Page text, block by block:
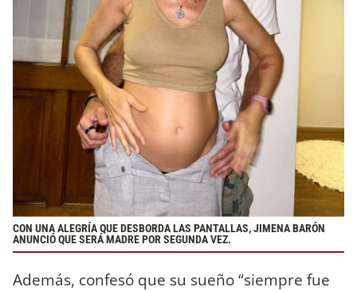
CON UNA ALEGRÍA QUE DESBORDA LAS PANTALLAS, JIMENA BARÓN
ANUNCIÓ QUE SERÁ MADRE POR SEGUNDA VEZ.
Además, confesó que su sueño “siempre fue